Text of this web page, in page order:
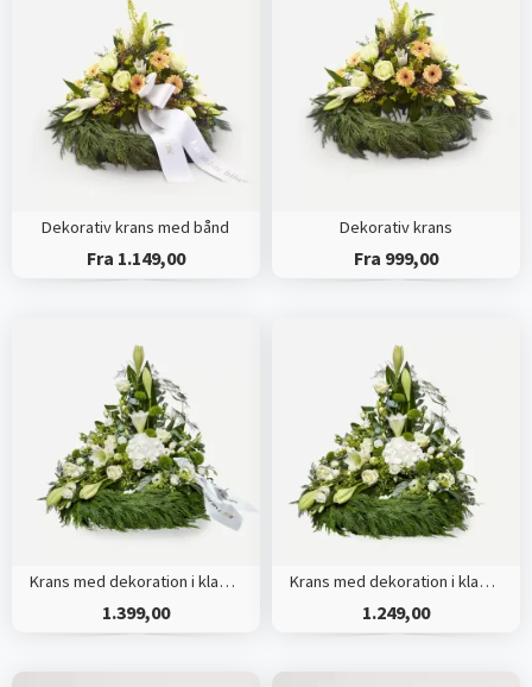
Dekorativ krans med bånd
Fra 1.149,00
Dekorativ krans
Fra 999,00
Krans med dekoration i klassisk stil og bånd creme
1.399,00
Krans med dekoration i klassisk stil - creme
1.249,00